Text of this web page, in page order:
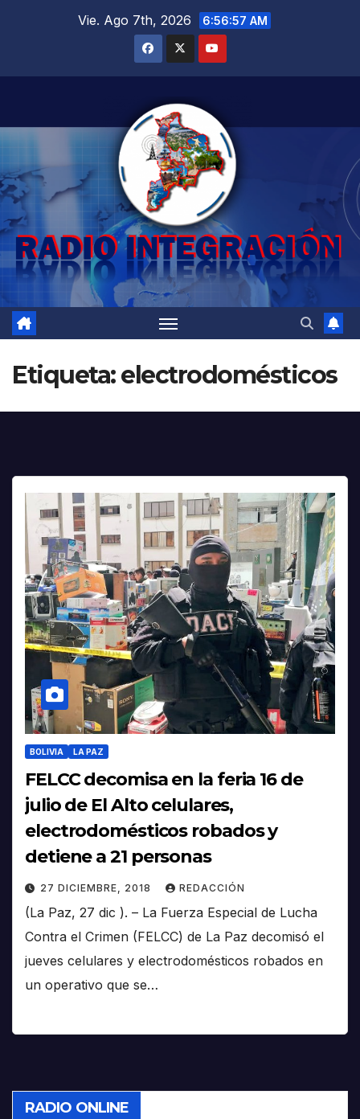
Vie. Ago 7th, 2026 6:56:58 AM
Etiqueta:electrodomésticos
BOLIVIA LA PAZ
FELCC decomisa en la feria 16 de
julio de El Alto celulares,
electrodomésticos robados y
detiene a 21 personas
27 DICIEMBRE, 2018 REDACCIÓN
(La Paz, 27 dic ). – La Fuerza Especial de Lucha
Contra el Crimen (FELCC) de La Paz decomisó el
jueves celulares y electrodomésticos robados en
un operativo que se…
RADIO ONLINE